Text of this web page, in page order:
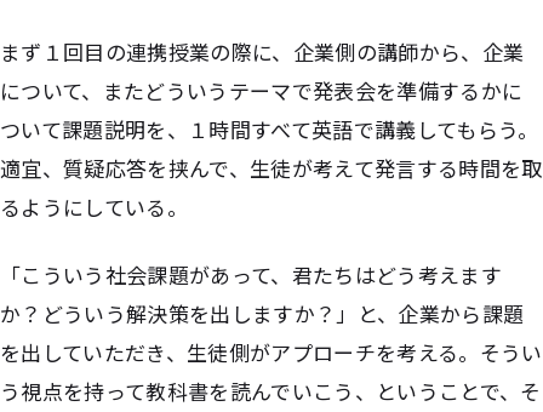
まず１回目の連携授業の際に、企業側の講師から、企業
について、またどういうテーマで発表会を準備するかに
ついて課題説明を、１時間すべて英語で講義してもらう。
適宜、質疑応答を挟んで、生徒が考えて発言する時間を取
るようにしている。
「こういう社会課題があって、君たちはどう考えます
か？どういう解決策を出しますか？」と、企業から課題
を出していただき、生徒側がアプローチを考える。そうい
う視点を持って教科書を読んでいこう、ということで、そ